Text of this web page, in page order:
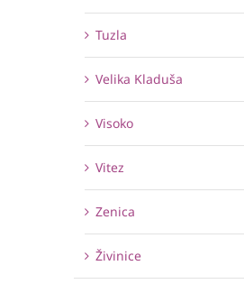
Tuzla
Velika Kladuša
Visoko
Vitez
Zenica
Živinice